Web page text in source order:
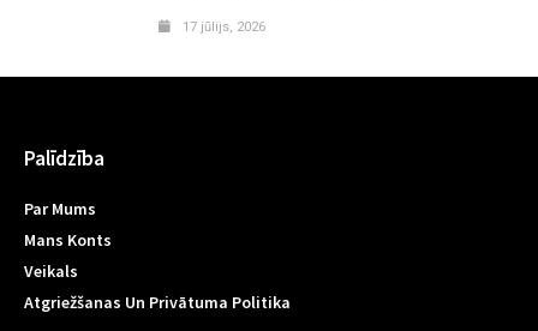
17 jūlijs, 2026
Palīdzība
Par Mums
Mans Konts
Veikals
Atgriežšanas Un Privātuma Politika